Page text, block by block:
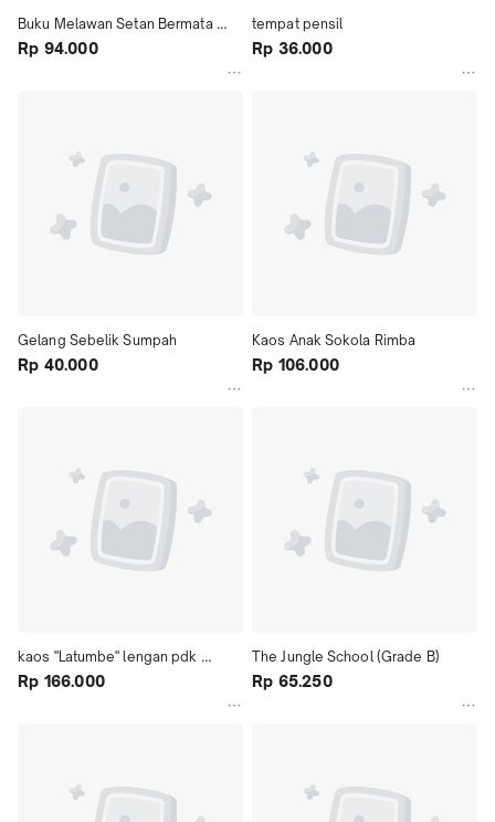
Buku Melawan Setan Bermata
Runcing
Rp 94.000
Gelang Sebelik Sumpah
Rp 40.000
kaos "Latumbe" lengan pdk
(unisex)
Rp 166.000
tempat pensil
Rp 36.000
Kaos Anak Sokola Rimba
Rp 106.000
The Jungle School (Grade B)
Rp 65.250